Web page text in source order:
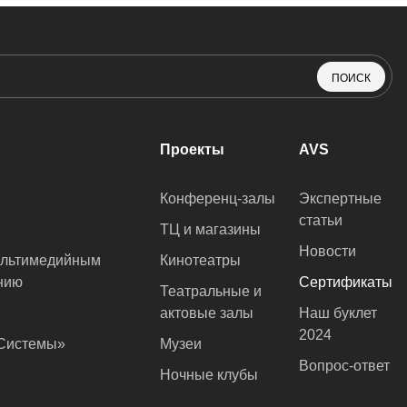
ПОИСК
Проекты
Конференц-залы
ТЦ и магазины
Кинотеатры
Театральные и
актовые залы
Музеи
Ночные клубы
AVS
Экспертные
статьи
Новости
Сертификаты
Наш буклет
2024
Вопрос-ответ